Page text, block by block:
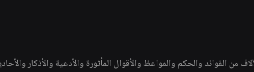
الفوائد والحكم والمواعظ والأقوال المأثورة والأدعية والأذكار